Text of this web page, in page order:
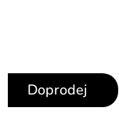
Doprodej